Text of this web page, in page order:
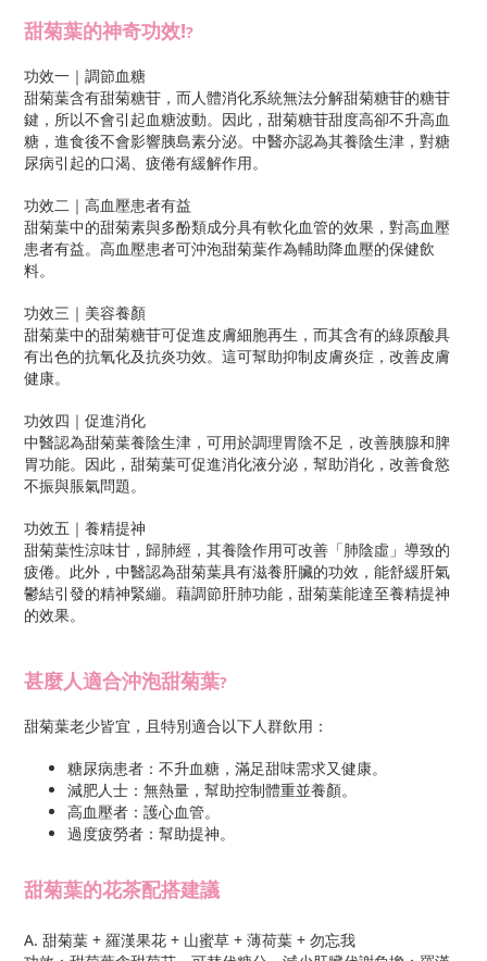
甜菊葉的神奇功效!?
功效一｜調節血糖
甜菊葉含有甜菊糖苷，而人體消化系統無法分解甜菊糖苷的糖苷
鍵，所以不會引起血糖波動。因此，甜菊糖苷甜度高卻不升高血
糖，進食後不會影響胰島素分泌。中醫亦認為其養陰生津，對糖
尿病引起的口渴、疲倦有緩解作用。
功效二｜高血壓患者有益
甜菊葉中的甜菊素與多酚類成分具有軟化血管的效果，對高血壓
患者有益。高血壓患者可沖泡甜菊葉作為輔助降血壓的保健飲
料。
功效三｜美容養顏
甜菊葉中的甜菊糖苷可促進皮膚細胞再生，而其含有的綠原酸具
有出色的抗氧化及抗炎功效。這可幫助抑制皮膚炎症，改善皮膚
健康。
功效四｜促進消化
中醫認為甜菊葉養陰生津，可用於調理胃陰不足，改善胰腺和脾
胃功能。因此，甜菊葉可促進消化液分泌，幫助消化，改善食慾
不振與脹氣問題。
功效五｜養精提神
甜菊葉性涼味甘，歸肺經，其養陰作用可改善「肺陰虛」導致的
疲倦。此外，中醫認為甜菊葉具有滋養肝臟的功效，能舒緩肝氣
鬱結引發的精神緊繃。藉調節肝肺功能，甜菊葉能達至養精提神
的效果。
甚麼人適合沖泡甜菊葉?
甜菊葉老少皆宜，且特別適合以下人群飲用：
糖尿病患者：不升血糖，滿足甜味需求又健康。
減肥人士：無熱量，幫助控制體重並養顏。
高血壓者：護心血管。
過度疲勞者：幫助提神。
甜菊葉的花茶配搭建議
A. 甜菊葉 + 羅漢果花 + 山蜜草 + 薄荷葉 + 勿忘我